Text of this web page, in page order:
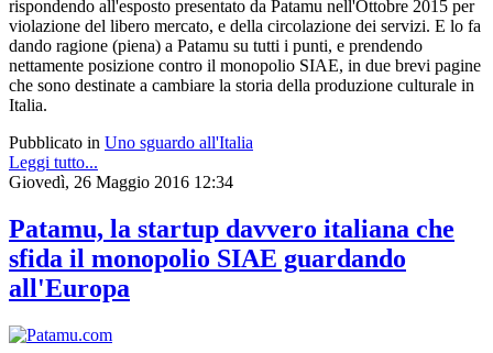
rispondendo all'esposto presentato da Patamu nell'Ottobre 2015 per
violazione del libero mercato, e della circolazione dei servizi. E lo fa
dando ragione (piena) a Patamu su tutti i punti, e prendendo
nettamente posizione contro il monopolio SIAE, in due brevi pagine
che sono destinate a cambiare la storia della produzione culturale in
Italia.
Pubblicato in Uno sguardo all'Italia
Leggi tutto...
Giovedì, 26 Maggio 2016 12:34
Patamu, la startup davvero italiana che
sfida il monopolio SIAE guardando
all'Europa